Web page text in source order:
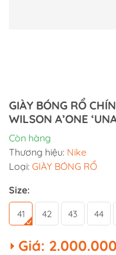
GIÀY BÓNG RỔ
WILSON A’ONE
Còn hàng
Thương hiệu: Nike
Loại: GIÀY BÓNG RỔ
Size:
41 42 43 44
Giá: